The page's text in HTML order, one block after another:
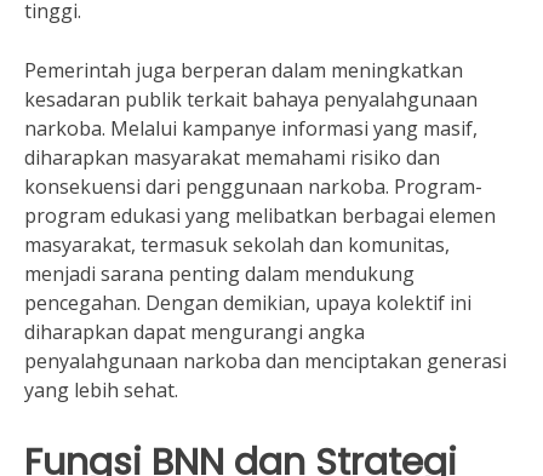
tinggi.
Pemerintah juga berperan dalam meningkatkan
kesadaran publik terkait bahaya penyalahgunaan
narkoba. Melalui kampanye informasi yang masif,
diharapkan masyarakat memahami risiko dan
konsekuensi dari penggunaan narkoba. Program-
program edukasi yang melibatkan berbagai elemen
masyarakat, termasuk sekolah dan komunitas,
menjadi sarana penting dalam mendukung
pencegahan. Dengan demikian, upaya kolektif ini
diharapkan dapat mengurangi angka
penyalahgunaan narkoba dan menciptakan generasi
yang lebih sehat.
Fungsi BNN dan Strategi